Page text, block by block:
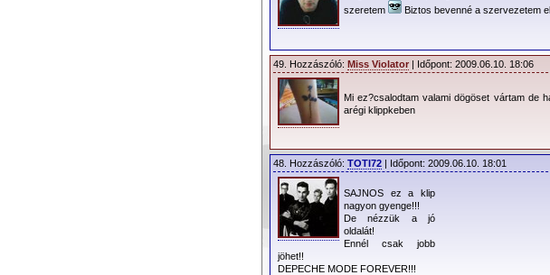
szeretem
Biztos bevenné a szervezetem
49. Hozzászóló: Miss Violator | Időpont: 2009.06.10. 18:06
Mi ez?csalodtam valami dögöset vártam de
arégi klippkeben
48. Hozzászóló: TOTI72 | Időpont: 2009.06.10. 18:01
SAJNOS ez a klip
nagyon gyenge!!!
De nézzük a jó
oldalát!
Ennél csak jobb
jöhet!!
DEPECHE MODE FOREVER!!!